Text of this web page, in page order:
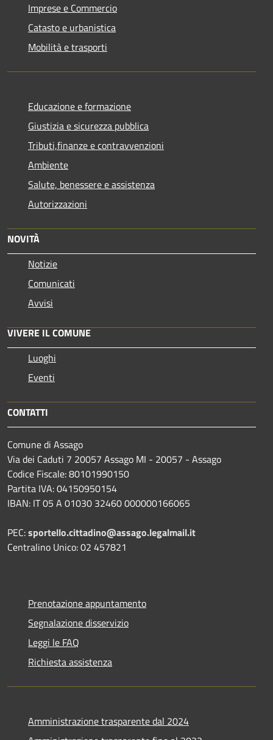
Imprese e Commercio
Catasto e urbanistica
Mobilità e trasporti
Educazione e formazione
Giustizia e sicurezza pubblica
Tributi,finanze e contravvenzioni
Ambiente
Salute, benessere e assistenza
Autorizzazioni
NOVITÀ
Notizie
Comunicati
Avvisi
VIVERE IL COMUNE
Luoghi
Eventi
CONTATTI
Comune di Assago
Via dei Caduti 7 20057 Assago MI - 20057 - Assago
Codice Fiscale: 80101990150
Partita IVA: 04150950154
IBAN: IT 05 A 01030 32460 000000166065
PEC:sportello.cittadino@assago.legalmail.it
Centralino Unico: 02 457821
Prenotazione appuntamento
Segnalazione disservizio
Leggi le FAQ
Richiesta assistenza
Amministrazione trasparente dal 2024